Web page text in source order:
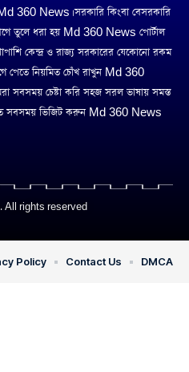
Md 360 News। সরকারি কিংবা বেসরকারি
তুলে ধরা হয় Md 360 News পোর্টাল
কেন্দ্র ও রাজ্য সরকারের যেকোনো রকম
পেতে নিয়মিত চোঁখ রাখুন Md 360
সবসময় চেষ্টা করি সহজ সরল ভাষায় সমস্ত
সবসময় ভিজিট করুন Md 360 News
All rights reserved
Policy Contact Us DMCA